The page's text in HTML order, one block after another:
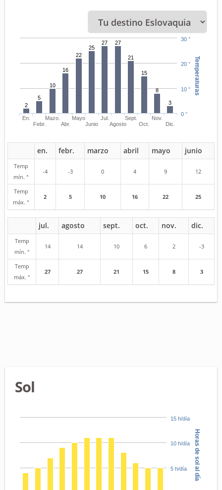
Temperaturas
2
5
10
16
22
25
27 27
21
15
8
3
En.
Febr.
Mazo.
Abr.
Mayo
Junio
Jul.
Agosto
Sept.
Oct.
Nov.
Dic.
0 °
10 °
20 °
30 °
en. febr. marzo abril mayo junio
Temp
mín. °
-4 -3 0 4 9 12
Temp
máx. °
2 5 10 16 22 25
jul. agosto sept. oct. nov. dic.
Temp
mín. °
14 14 10 6 2 -3
Temp
máx. °
27 27 21 15 8 3
Sol
Horas de sol al día
5 h/día
10 h/día
15 h/día